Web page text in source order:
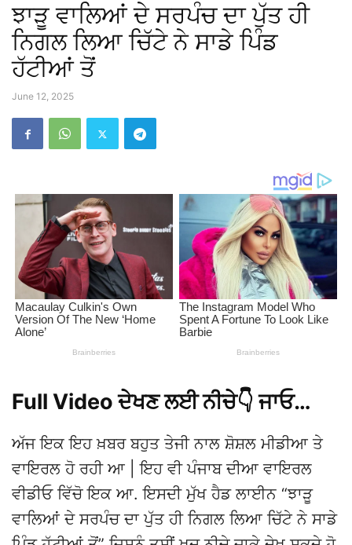
ਝਾੜੂ ਵਾਲਿਆਂ ਦੇ ਸਰਪੰਚ ਦਾ ਪੁੱਤ ਹੀ
ਨਿਗਲ ਲਿਆ ਚਿੱਟੇ ਨੇ ਸਾਡੇ ਪਿੰਡ
ਹੱਟੀਆਂ ਤੋਂ
June 12, 2025
Full Video ਦੇਖਣ ਲਈ ਨੀਚੇ👇 ਜਾਓ…
ਅੱਜ ਇਕ ਇਹ ਖ਼ਬਰ ਬਹੁਤ ਤੇਜੀ ਨਾਲ ਸ਼ੋਸ਼ਲ ਮੀਡੀਆ ਤੇ
ਵਾਇਰਲ ਹੋ ਰਹੀ ਆ | ਇਹ ਵੀ ਪੰਜਾਬ ਦੀਆ ਵਾਇਰਲ
ਵੀਡੀਓ ਵਿੱਚੋ ਇਕ ਆ. ਇਸਦੀ ਮੁੱਖ ਹੈਡ ਲਾਈਨ “ਝਾੜੂ
ਵਾਲਿਆਂ ਦੇ ਸਰਪੰਚ ਦਾ ਪੁੱਤ ਹੀ ਨਿਗਲ ਲਿਆ ਚਿੱਟੇ ਨੇ ਸਾਡੇ